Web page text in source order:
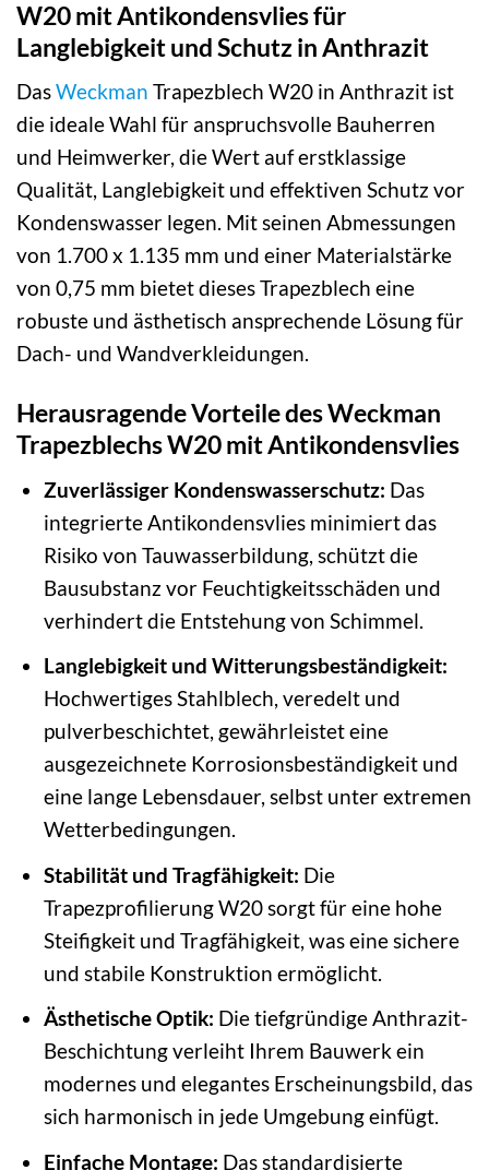
W20 mit Antikondensvlies für
Langlebigkeit und Schutz in Anthrazit
DasWeckman Trapezblech W20 in Anthrazit ist
die ideale Wahl für anspruchsvolle Bauherren
und Heimwerker, die Wert auf erstklassige
Qualität, Langlebigkeit und effektiven Schutz vor
Kondenswasser legen. Mit seinen Abmessungen
von 1.700 x 1.135 mm und einer Materialstärke
von 0,75 mm bietet dieses Trapezblech eine
robuste und ästhetisch ansprechende Lösung für
Dach- und Wandverkleidungen.
Herausragende Vorteile des Weckman
Trapezblechs W20 mit Antikondensvlies
Zuverlässiger Kondenswasserschutz: Das
integrierte Antikondensvlies minimiert das
Risiko von Tauwasserbildung, schützt die
Bausubstanz vor Feuchtigkeitsschäden und
verhindert die Entstehung von Schimmel.
Langlebigkeit und Witterungsbeständigkeit:
Hochwertiges Stahlblech, veredelt und
pulverbeschichtet, gewährleistet eine
ausgezeichnete Korrosionsbeständigkeit und
eine lange Lebensdauer, selbst unter extremen
Wetterbedingungen.
Stabilität und Tragfähigkeit: Die
Trapezprofilierung W20 sorgt für eine hohe
Steifigkeit und Tragfähigkeit, was eine sichere
und stabile Konstruktion ermöglicht.
Ästhetische Optik: Die tiefgründige Anthrazit-
Beschichtung verleiht Ihrem Bauwerk ein
modernes und elegantes Erscheinungsbild, das
sich harmonisch in jede Umgebung einfügt.
Einfache Montage: Das standardisierte